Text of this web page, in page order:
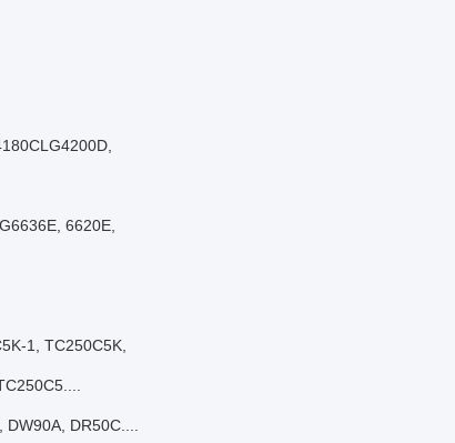
6620E,
1, TC250C5K,
DR50C....